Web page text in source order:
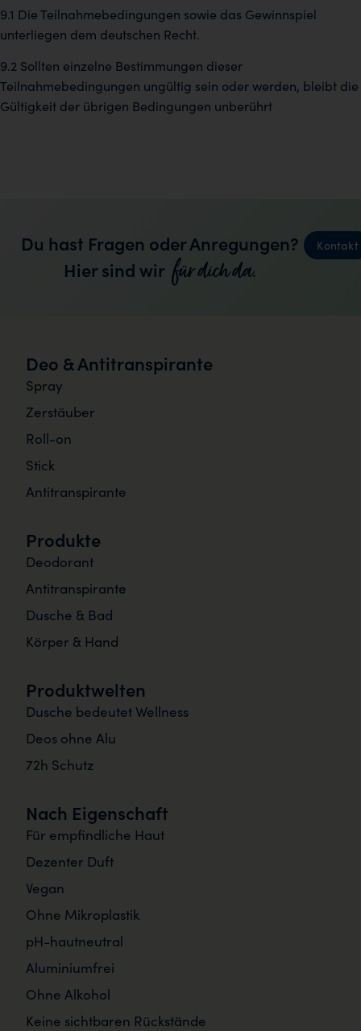
9.1 Die Teilnahmebedingungen sowie das Gewinnspiel
unterliegen dem deutschen Recht.
9.2 Sollten einzelne Bestimmungen dieser
Teilnahmebedingungen ungültig sein oder werden, bleibt die
Gültigkeit der übrigen Bedingungen unberührt
Du hast Fragen oder Anregungen?
Hier sind wir für dich da.
Kontakt
Deo & Antitranspirante
Spray
Zerstäuber
Roll-on
Stick
Antitranspirante
Produkte
Deodorant
Antitranspirante
Dusche & Bad
Körper & Hand
Produktwelten
Dusche bedeutet Wellness
Deos ohne Alu
72h Schutz
Nach Eigenschaft
Für empfindliche Haut
Dezenter Duft
Vegan
Ohne Mikroplastik
pH-hautneutral
Aluminiumfrei
Ohne Alkohol
Keine sichtbaren Rückstände